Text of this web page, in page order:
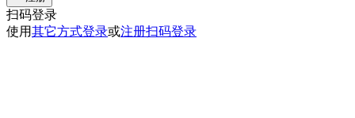
扫码登录
使用其它方式登录或注册扫码登录